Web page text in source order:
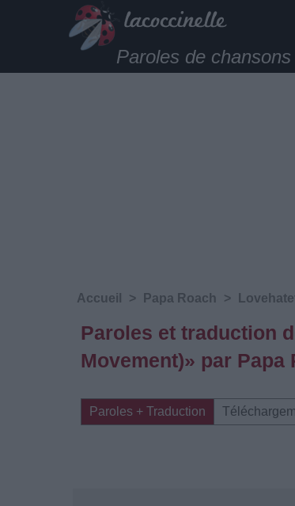
Paroles de
Accueil > Papa Roach >
Paroles et traduction
Movement)» par Papa
Paroles + Traduction